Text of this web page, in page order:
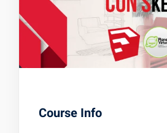
Course Info